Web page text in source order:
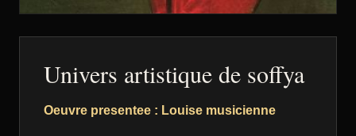
Univers artistique de soffya
Oeuvre presentee : Louise musicienne